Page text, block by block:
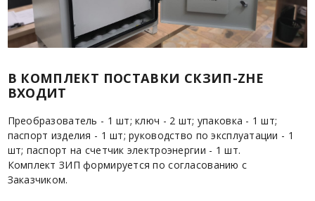
В КОМПЛЕКТ ПОСТАВКИ СКЗИП-ZHE
ВХОДИТ
Преобразователь - 1 шт; ключ - 2 шт; упаковка - 1 шт;
паспорт изделия - 1 шт; руководство по эксплуатации - 1
шт; паспорт на счетчик электроэнергии - 1 шт.
Комплект ЗИП формируется по согласованию с
Заказчиком.